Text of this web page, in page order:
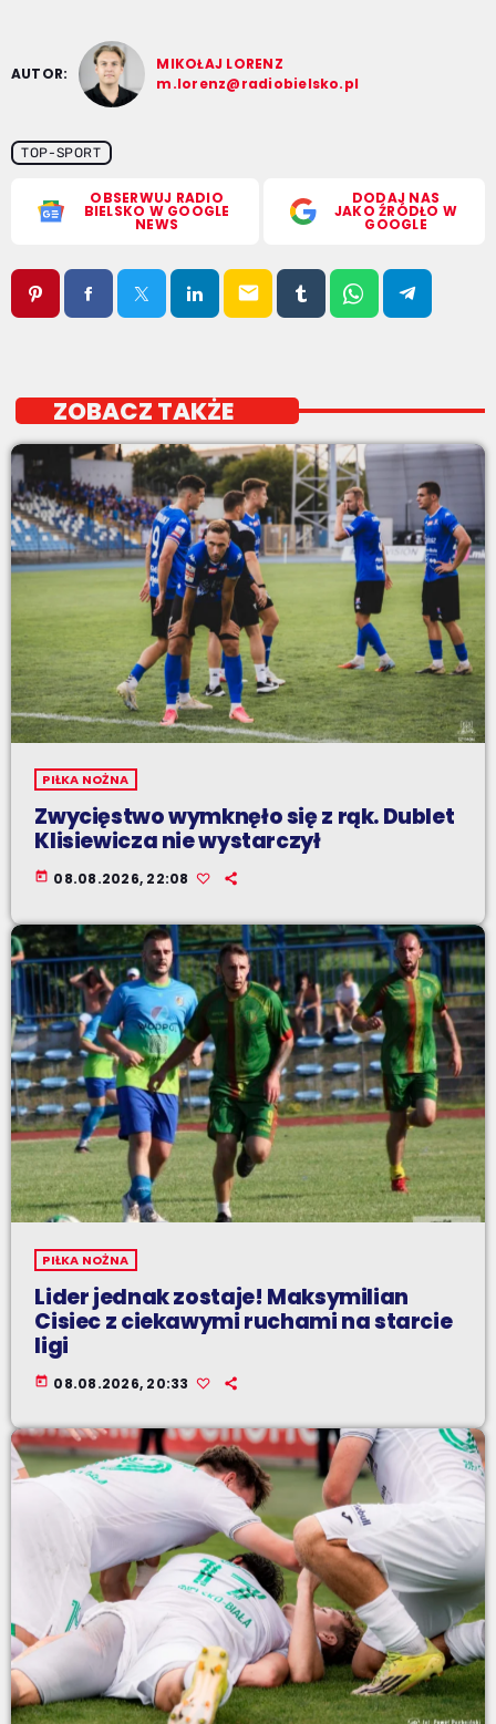
AUTOR:
MIKOŁAJ LORENZ
m.lorenz@radiobielsko.pl
TOP-SPORT
OBSERWUJ RADIO
BIELSKO W GOOGLE
NEWS
DODAJ NAS
JAKO ŹRÓDŁO W
GOOGLE
email
ZOBACZ TAKŻE
PIŁKA NOŻNA
Zwycięstwo wymknęło się z rąk. Dublet
Klisiewicza nie wystarczył
today 08.08.2026, 22:08
PIŁKA NOŻNA
Lider jednak zostaje! Maksymilian
Cisiec z ciekawymi ruchami na starcie
ligi
today 08.08.2026, 20:33